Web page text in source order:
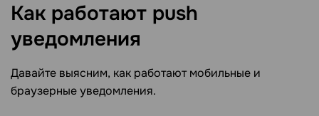
Как работают push
уведомления
Давайте выясним, как работают мобильные и
браузерные уведомления.